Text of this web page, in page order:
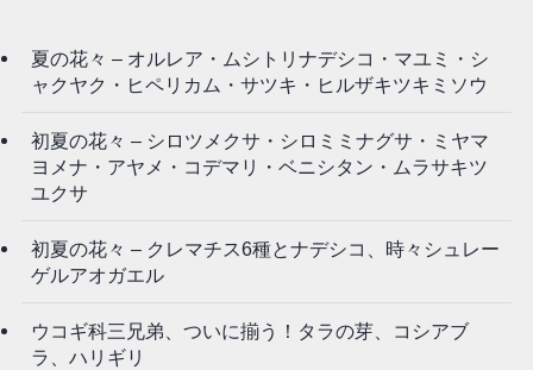
夏の花々 – オルレア・ムシトリナデシコ・マユミ・シ
ャクヤク・ヒペリカム・サツキ・ヒルザキツキミソウ
初夏の花々 – シロツメクサ・シロミミナグサ・ミヤマ
ヨメナ・アヤメ・コデマリ・ベニシタン・ムラサキツ
ユクサ
初夏の花々 – クレマチス6種とナデシコ、時々シュレー
ゲルアオガエル
ウコギ科三兄弟、ついに揃う！タラの芽、コシアブ
ラ、ハリギリ